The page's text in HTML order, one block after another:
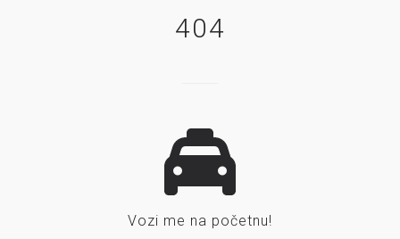
404
Vozi me na početnu!